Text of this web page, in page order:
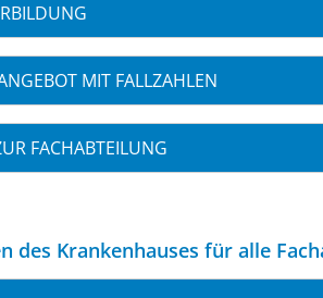
MIT FALLZAHLEN
FACHABTEILUNG
des Krankenhauses für alle